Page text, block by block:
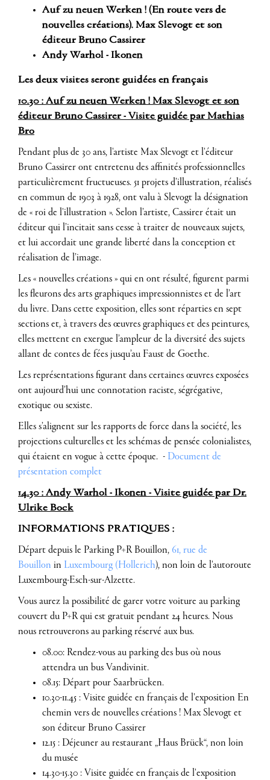
Auf zu neuen Werken ! (En route vers de
nouvelles créations). Max Slevogt et son
éditeur Bruno Cassirer
Andy Warhol - Ikonen
Les deux visites seront guidées en français
10.30 : Auf zu neuen Werken ! Max Slevogt et son
éditeur Bruno Cassirer - Visite guidée par Mathias
Bro
Pendant plus de 30 ans, l'artiste Max Slevogt et l'éditeur
Bruno Cassirer ont entretenu des affinités professionnelles
particulièrement fructueuses. 51 projets d’illustration, réalisés
en commun de 1903 à 1928, ont valu à Slevogt la désignation
de « roi de l'illustration ». Selon l’artiste, Cassirer était un
éditeur qui l’incitait sans cesse à traiter de nouveaux sujets,
et lui accordait une grande liberté dans la conception et
réalisation de l’image.
Les « nouvelles créations » qui en ont résulté, figurent parmi
les fleurons des arts graphiques impressionnistes et de l’art
du livre. Dans cette exposition, elles sont réparties en sept
sections et, à travers des œuvres graphiques et des peintures,
elles mettent en exergue l’ampleur de la diversité des sujets
allant de contes de fées jusqu’au Faust de Goethe.
Les représentations figurant dans certaines œuvres exposées
ont aujourd’hui une connotation raciste, ségrégative,
exotique ou sexiste.
Elles s’alignent sur les rapports de force dans la société, les
projections culturelles et les schémas de pensée colonialistes,
qui étaient en vogue à cette époque. - Document de
présentation complet
14.30 : Andy Warhol - Ikonen - Visite guidée par Dr.
Ulrike Bock
INFORMATIONS PRATIQUES :
Départ depuis le Parking P+R Bouillon, 61, rue de
Bouillon in Luxembourg (Hollerich), non loin de l'autoroute
Luxembourg-Esch-sur-Alzette.
Vous aurez la possibilité de garer votre voiture au parking
couvert du P+R qui est gratuit pendant 24 heures. Nous
nous retrouverons au parking réservé aux bus.
08.00: Rendez-vous au parking des bus où nous
attendra un bus Vandivinit.
08.15: Départ pour Saarbrücken.
10.30-11.45 : Visite guidée en français de l'exposition En
chemin vers de nouvelles créations ! Max Slevogt et
son éditeur Bruno Cassirer
12.15 : Déjeuner au restaurant „Haus Brück“, non loin
du musée
14.30-15.30 : Visite guidée en français de l'exposition